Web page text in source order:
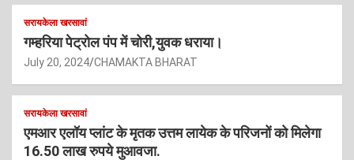
सरायकेला खरसावां
गम्हरिया पेट्रोल पंप में चोरी,युवक धराया।
July 20, 2024 CHAMAKTA BHARAT
सरायकेला खरसावां
एमआर एलॉय प्लांट के मृतक उत्तम लायेक के परिजनों को मिलेगा
16.50 लाख रुपये मुआवजा.